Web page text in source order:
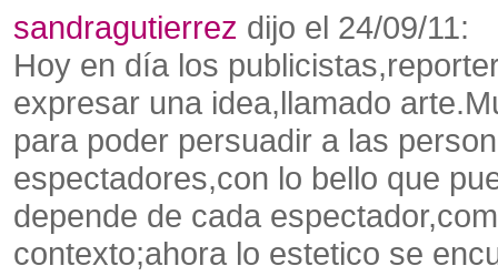
sandragutierrez dijo el 24/09/11:
Hoy en día los
expresar una idea,llamado
para poder persuadir a las
espectadores,con lo bello que
depende de cada
contexto;ahora lo estetico se